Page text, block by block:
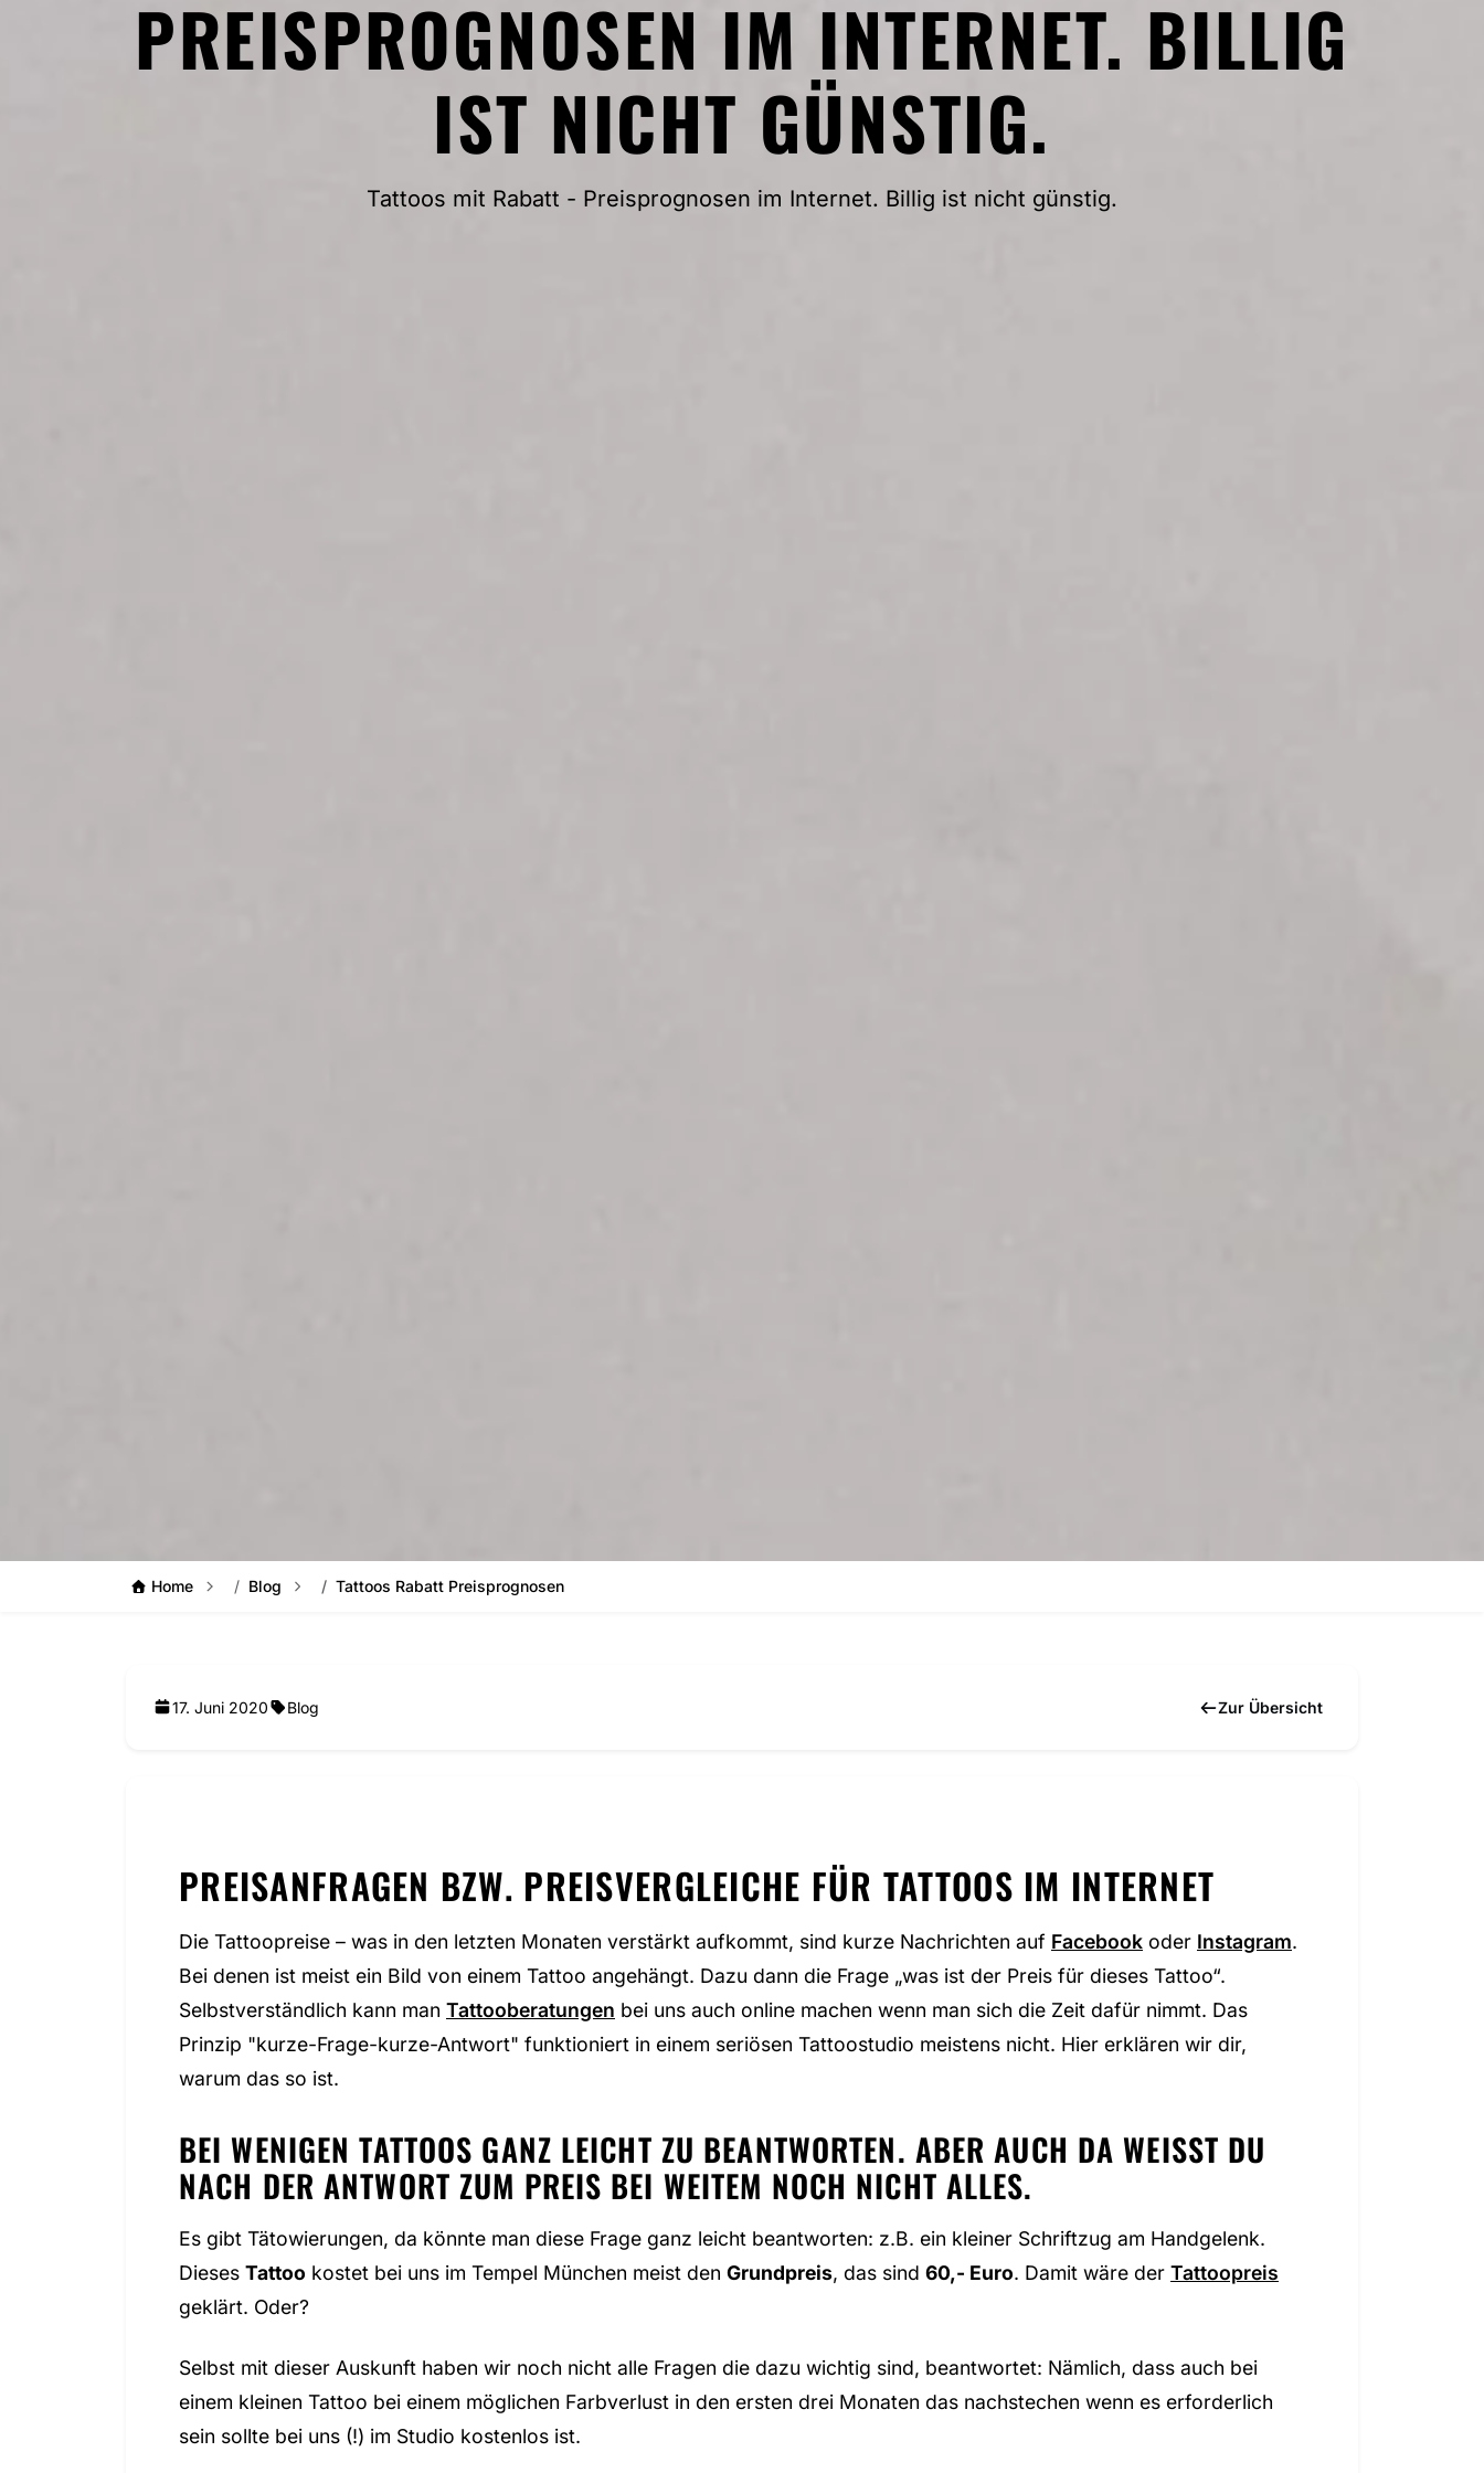
PREISPROGNOSEN IM INTERNET. BILLIG
IST NICHT GÜNSTIG.
Tattoos mit Rabatt - Preisprognosen im Internet. Billig ist nicht günstig.
Home Blog Tattoos Rabatt Preisprognosen
17. Juni 2020 Blog Zur Übersicht
PREISANFRAGEN BZW. PREISVERGLEICHE FÜR TATTOOS IM INTERNET
Die Tattoopreise – was in den letzten Monaten verstärkt aufkommt, sind kurze Nachrichten auf Facebook oder Instagram.
Bei denen ist meist ein Bild von einem Tattoo angehängt. Dazu dann die Frage „was ist der Preis für dieses Tattoo“.
Selbstverständlich kann man Tattooberatungen bei uns auch online machen wenn man sich die Zeit dafür nimmt. Das
Prinzip "kurze-Frage-kurze-Antwort" funktioniert in einem seriösen Tattoostudio meistens nicht. Hier erklären wir dir,
warum das so ist.
BEI WENIGEN TATTOOS GANZ LEICHT ZU BEANTWORTEN. ABER AUCH DA WEISST DU N
ACH DER ANTWORT ZUM PREIS BEI WEITEM NOCH NICHT ALLES.
Es gibt Tätowierungen, da könnte man diese Frage ganz leicht beantworten: z.B. ein kleiner Schriftzug am Handgelenk.
Dieses Tattoo kostet bei uns im Tempel München meist den Grundpreis, das sind 60,- Euro. Damit wäre der Tattoopreis
geklärt. Oder?
Selbst mit dieser Auskunft haben wir noch nicht alle Fragen die dazu wichtig sind, beantwortet: Nämlich, dass auch bei
einem kleinen Tattoo bei einem möglichen Farbverlust in den ersten drei Monaten das nachstechen wenn es erforderlich
sein sollte bei uns (!) im Studio kostenlos ist.